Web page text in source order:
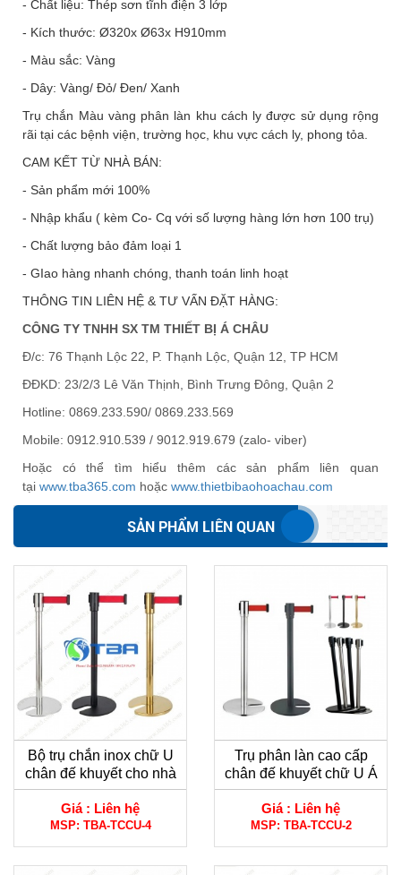
- Chất liệu: Thép sơn tĩnh điện 3 lớp
- Kích thước: Ø320x Ø63x H910mm
- Màu sắc: Vàng
- Dây: Vàng/ Đỏ/ Đen/ Xanh
Trụ chắn Màu vàng phân làn khu cách ly được sử dụng rộng
rãi tại các bệnh viện, trường học, khu vực cách ly, phong tỏa.
CAM KẾT TỪ NHÀ BÁN:
- Sản phẩm mới 100%
- Nhập khẩu ( kèm Co- Cq với số lượng hàng lớn hơn 100 trụ)
- Chất lượng bảo đảm loại 1
- GIao hàng nhanh chóng, thanh toán linh hoạt
THÔNG TIN LIÊN HỆ & TƯ VẤN ĐẶT HÀNG:
CÔNG TY TNHH SX TM THIẾT BỊ Á CHÂU
Đ/c: 76 Thạnh Lộc 22, P. Thạnh Lộc, Quận 12, TP HCM
ĐĐKD: 23/2/3 Lê Văn Thịnh, Bình Trưng Đông, Quận 2
Hotline: 0869.233.590/ 0869.233.569
Mobile: 0912.910.539 / 9012.919.679 (zalo- viber)
Hoặc có thể tìm hiểu thêm các sản phẩm liên quan
tại www.tba365.com hoặc www.thietbibaohoachau.com
SẢN PHẨM LIÊN QUAN
Bộ trụ chắn inox chữ U
chân đế khuyết cho nhà
hàng, khách sạn
Giá : Liên hệ
MSP: TBA-TCCU-4
Trụ phân làn cao cấp
chân đế khuyết chữ U Á
châu
Giá : Liên hệ
MSP: TBA-TCCU-2